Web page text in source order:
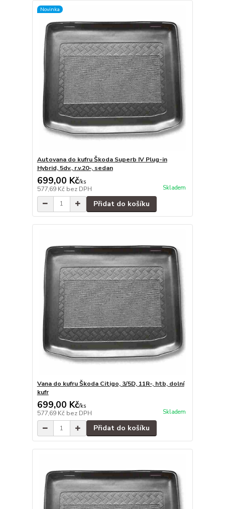
Novinka
Autovana do kufru Škoda Superb IV Plug-in
Hybrid, 5dv., r.v.20-, sedan
699,00 Kč/ks
577,69 Kč bez DPH Skladem
Přidat do košíku
Vana do kufru Škoda Citigo, 3/5D, 11R-, htb, dolní
kufr
699,00 Kč/ks
577,69 Kč bez DPH Skladem
Přidat do košíku